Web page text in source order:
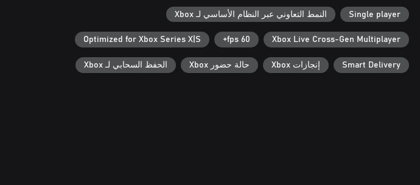
Single player النمط التعاوني عبر النظام الأساسي لـ Xbox
Xbox Live Cross-Gen Multiplayer
60 fps+
Optimized for Xbox Series X|S
Smart Delivery إنجازات Xbox حالة حضور Xbox الحفظ السحابي لـ Xbox